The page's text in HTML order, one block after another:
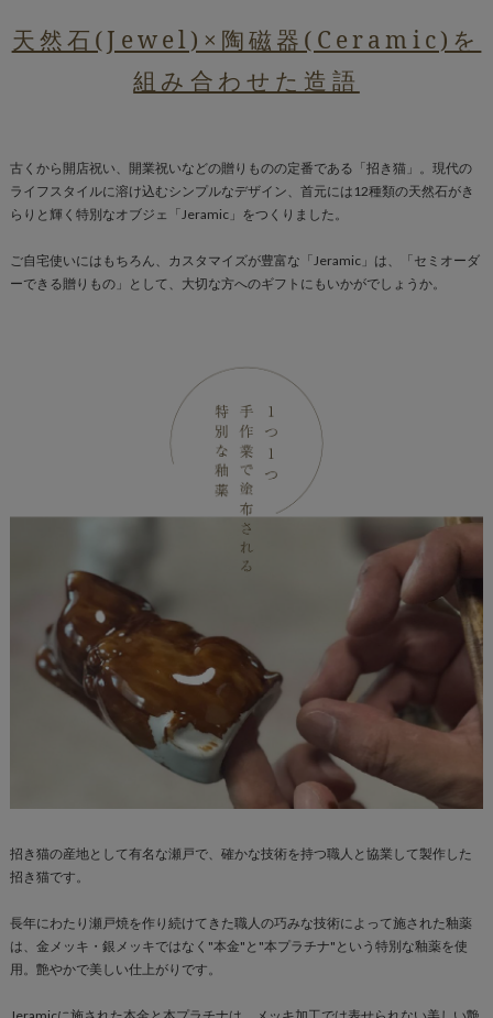
天然石(Jewel)×陶磁器(Ceramic)を
組み合わせた造語
古くから開店祝い、開業祝いなどの贈りものの定番である「招き猫」。現代の
ライフスタイルに溶け込むシンプルなデザイン、首元には12種類の天然石がき
らりと輝く特別なオブジェ「Jeramic」をつくりました。
ご自宅使いにはもちろん、カスタマイズが豊富な「Jeramic」は、「セミオーダ
ーできる贈りもの」として、大切な方へのギフトにもいかがでしょうか。
招き猫の産地として有名な瀬戸で、確かな技術を持つ職人と協業して製作した
招き猫です。
長年にわたり瀬戸焼を作り続けてきた職人の巧みな技術によって施された釉薬
は、金メッキ・銀メッキではなく"本金"と"本プラチナ"という特別な釉薬を使
用。艶やかで美しい仕上がりです。